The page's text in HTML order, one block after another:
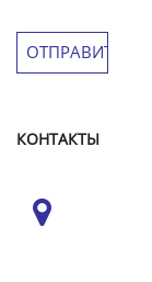
КОНТАКТЫ